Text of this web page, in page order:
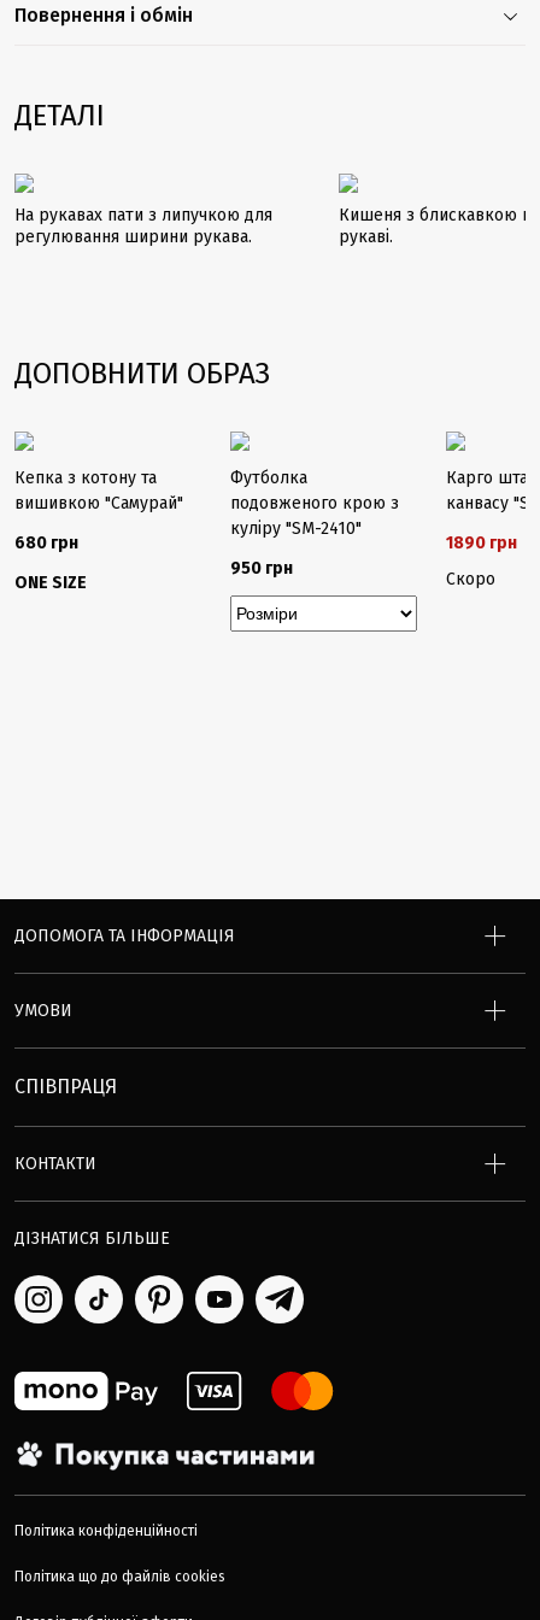
Повернення і обмін
ДЕТАЛІ
На рукавах пати з липучкою для
регулювання ширини рукава.
Кишеня з блискавкою на
рукаві.
ДОПОВНИТИ ОБРАЗ
Кепка з котону та
вишивкою "Самурай"
680 грн
ONE SIZE
Футболка
подовженого крою з
куліру "SM-2410"
950 грн
Карго
канвасу
1890 грн
Скоро
ДОПОМОГА ТА ІНФОРМАЦІЯ
УМОВИ
СПІВПРАЦЯ
КОНТАКТИ
ДІЗНАТИСЯ БІЛЬШЕ
Політика конфіденційності
Політика що до файлів cookies